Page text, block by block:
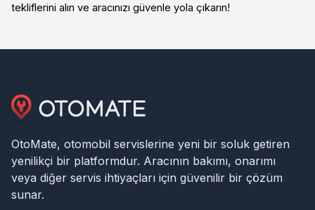
tekliflerini alın ve aracınızı güvenle yola çıkarın!
OtoMate, otomobil servislerine yeni bir soluk getiren
yenilikçi bir platformdur. Aracının bakımı, onarımı
veya diğer servis ihtiyaçları için güvenilir bir çözüm
sunar.